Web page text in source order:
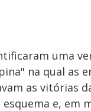
uma
na qual as
as vitórias
e, em